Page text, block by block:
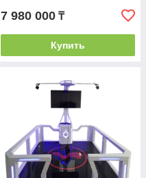
7 980 000 ₸
Купить